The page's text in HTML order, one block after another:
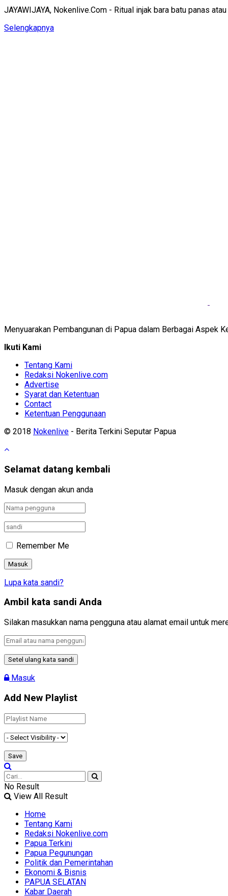
JAYAWIJAYA, Nokenlive.Com - Ritual injak bara batu panas
SelengkapnyaDetails
Menyuarakan Pembangunan di Papua dalam Berbagai Aspek
Ikuti Kami
Tentang Kami
Redaksi Nokenlive.com
Advertise
Syarat dan Ketentuan
Contact
Ketentuan Penggunaan
© 2018 Nokenlive - Berita Terkini Seputar Papua
Selamat datang kembali
Masuk dengan akun anda
Remember Me
Lupa kata sandi?
Ambil kata sandi Anda
Silakan masukkan nama pengguna atau alamat email untuk
Masuk
Add New Playlist
No Result
View All Result
Home
Tentang Kami
Redaksi Nokenlive.com
Papua Terkini
Papua Pegunungan
Politik dan Pemerintahan
Ekonomi & Bisnis
PAPUA SELATAN
Kabar Daerah